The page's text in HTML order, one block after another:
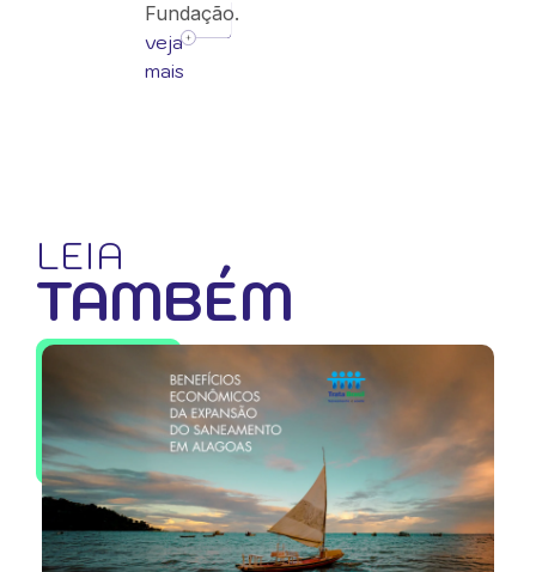
Fundação.
veja
mais
LEIA
TAMBÉM